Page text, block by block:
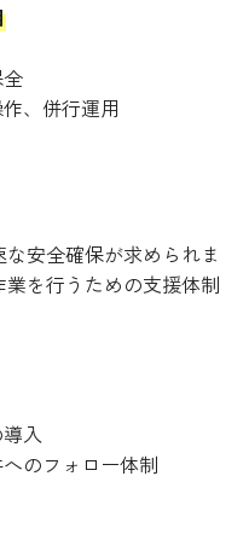
、併行運用
安全確保が求められま
を行うための支援体制
入
のフォロー体制